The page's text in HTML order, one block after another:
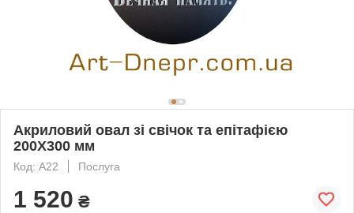
Акриловий овал зі свічок та епітафією
200Х300 мм
Код: А22 Послуга
1 520 ₴